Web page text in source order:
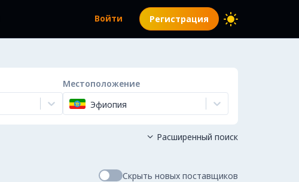
Войти Регистрация
Местоположение
Эфиопия
 Расширенный поиск
Скрыть новых поставщиков